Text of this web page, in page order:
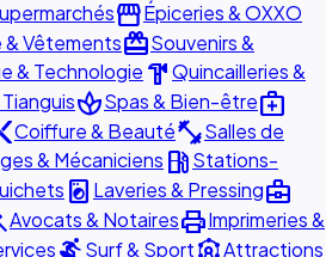
storefrontÉpiceries & OXXO
& VêtementsredeemSouvenirs &
& Technologie hardwareQuincailleries &
spaSpas & Bien-êtremedical_services
Coiffure & Beautéfitness_centerSalles de
& Mécaniciens local_gas_stationStations-
local_laundry_service Laveries & Pressingbusiness_center
Avocats & NotairesprintImprimeries &
Surf & Sport
Attractions